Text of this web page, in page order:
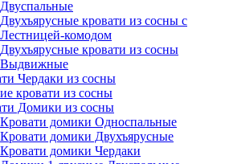
Двуспальные
Двухъярусные кровати из сосны с
Лестницей-комодом
Двухъярусные кровати из сосны
Выдвижные
Чердаки из сосны
кровати из сосны
Домики из сосны
Кровати домики Односпальные
Кровати домики Двухъярусные
Кровати домики Чердаки